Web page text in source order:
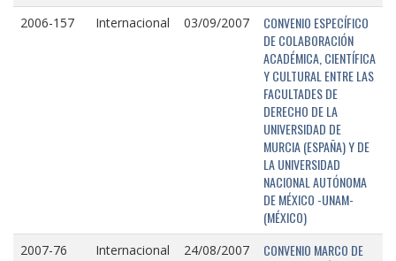
2006-157 Internacional 03/09/2007
CONVENIO ESPECÍFICO
DE COLABORACIÓN
ACADÉMICA, CIENTÍFICA
Y CULTURAL ENTRE LAS
FACULTADES DE
DERECHO DE LA
UNIVERSIDAD DE
MURCIA (ESPAÑA) Y DE
LA UNIVERSIDAD
NACIONAL AUTÓNOMA
DE MÉXICO -UNAM-
(MÉXICO)
2007-76 Internacional 24/08/2007
CONVENIO MARCO DE